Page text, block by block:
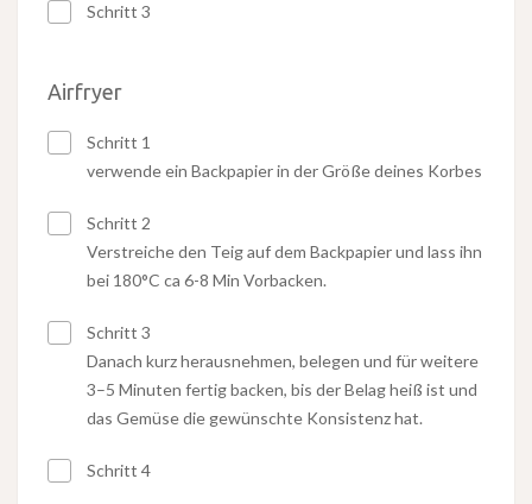
Schritt 3
Airfryer
Schritt 1
verwende ein Backpapier in der Größe deines Korbes
Schritt 2
Verstreiche den Teig auf dem Backpapier und lass ihn
bei 180°C ca 6-8 Min Vorbacken.
Schritt 3
Danach kurz herausnehmen, belegen und für weitere
3–5 Minuten fertig backen, bis der Belag heiß ist und
das Gemüse die gewünschte Konsistenz hat.
Schritt 4